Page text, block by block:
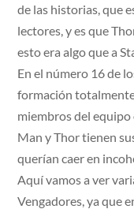
de las historias, que
lectores, y es que
esto era algo que a
En el número 16 de
formación
miembros del equipo
Man y Thor tienen
querían caer en
Aquí vamos a ver
Vengadores, ya que